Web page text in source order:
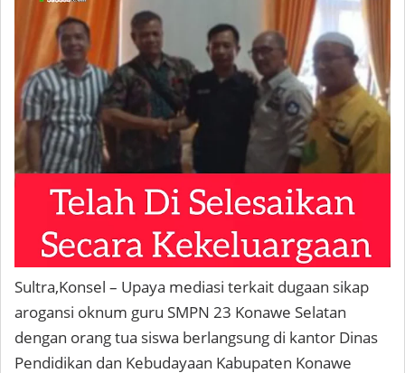
Sultra,Konsel – Upaya mediasi terkait dugaan sikap
arogansi oknum guru SMPN 23 Konawe Selatan
dengan orang tua siswa berlangsung di kantor Dinas
Pendidikan dan Kebudayaan Kabupaten Konawe